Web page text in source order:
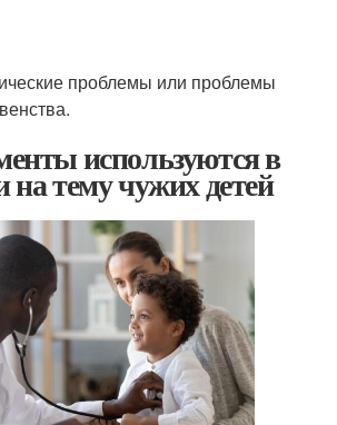
проблемы или проблемы
используются в
на тему чужих детей